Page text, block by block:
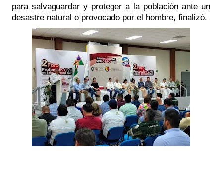
para salvaguardar y proteger a la población ante un
desastre natural o provocado por el hombre, finalizó.